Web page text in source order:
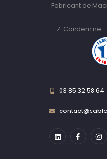
Fabricant de
ZI Condemine –
03 85 32 58 64